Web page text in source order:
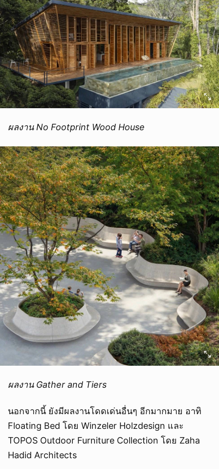
ผลงาน No Footprint Wood House
ผลงาน Gather and Tiers
นอกจากนี้ ยังมีผลงานโดดเด่นอื่นๆ อีกมากมาย อาทิ
Floating Bed โดย Winzeler Holzdesign และ
TOPOS Outdoor Furniture Collection โดย Zaha
Hadid Architects